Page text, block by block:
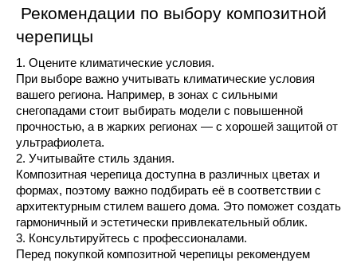
Рекомендации по выбору композитной
черепицы
1. Оцените климатические условия.
При выборе важно учитывать климатические условия
вашего региона. Например, в зонах с сильными
снегопадами стоит выбирать модели с повышенной
прочностью, а в жарких регионах — с хорошей защитой от
ультрафиолета.
2. Учитывайте стиль здания.
Композитная черепица доступна в различных цветах и
формах, поэтому важно подбирать её в соответствии с
архитектурным стилем вашего дома. Это поможет создать
гармоничный и эстетически привлекательный облик.
3. Консультируйтесь с профессионалами.
Перед покупкой композитной черепицы рекомендуем